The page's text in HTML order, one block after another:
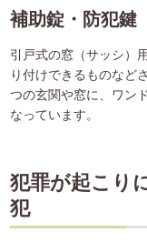
補助錠・防犯鍵
引戸式の窓（サッシ）
り付けできるものなど
つの玄関や窓に、ワン
なっています。
犯罪が起こり
犯